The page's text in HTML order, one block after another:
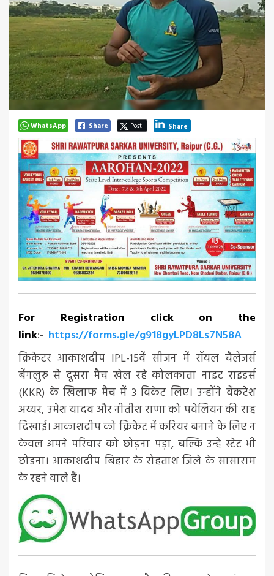
WhatsApp Share Post Share
For Registration click on the
link:- https://forms.gle/g918gyLPD8Ls7N58A
क्रिकेटर आकाशदीप IPL-15वें सीजन में रॉयल चैलेंजर्स
बेंगलुरु से दूसरा मैच खेल रहे कोलकाता नाइट राइडर्स
(KKR) के खिलाफ मैच में 3 विकेट लिए। उन्होंने वेंकटेश
अय्यर, उमेश यादव और नीतीश राणा को पवेलियन की राह
दिखाई। आकाशदीप को क्रिकेट में करियर बनाने के लिए न
केवल अपने परिवार को छोड़ना पड़ा, बल्कि उन्हें स्टेट भी
छोड़ना। आकाशदीप बिहार के रोहताश जिले के सासाराम
के रहने वाले हैं।